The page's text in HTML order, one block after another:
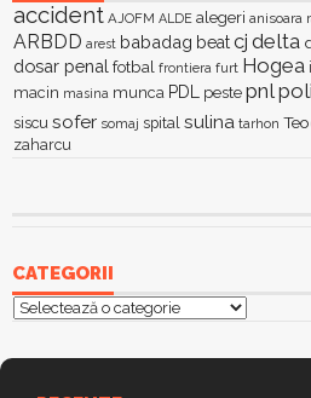
accident AJOFM ALDE alegeri anisoara
ARBDD arest babadag beatcj delta
dosar penal fotbal frontiera furt Hogea
macin masina munca PDL peste pnl
siscu sofer somaj spital sulina tarhon
zaharcu
CATEGORII
Categorii